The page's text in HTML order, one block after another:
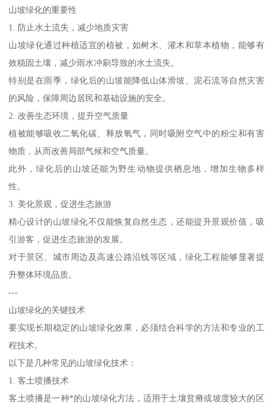
山坡绿化的重要性
1. 防止水土流失，减少地质灾害
山坡绿化通过种植适宜的植被，如树木、灌木和草本植物，能够有
效稳固土壤，减少雨水冲刷导致的水土流失。
特别是在雨季，绿化后的山坡能降低山体滑坡、泥石流等自然灾害
的风险，保障周边居民和基础设施的安全。
2. 改善生态环境，提升空气质量
植被能够吸收二氧化碳、释放氧气，同时吸附空气中的粉尘和有害
物质，从而改善局部气候和空气质量。
此外，绿化后的山坡还能为野生动物提供栖息地，增加生物多样
性。
3. 美化景观，促进生态旅游
精心设计的山坡绿化不仅能恢复自然生态，还能提升景观价值，吸
引游客，促进生态旅游的发展。
对于景区、城市周边及高速公路沿线等区域，绿化工程能够显著提
升整体环境品质。
---
山坡绿化的关键技术
要实现长期稳定的山坡绿化效果，必须结合科学的方法和专业的工
程技术。
以下是几种常见的山坡绿化技术：
1. 客土喷播技术
客土喷播是一种*的山坡绿化方法，适用于土壤贫瘠或坡度较大的区